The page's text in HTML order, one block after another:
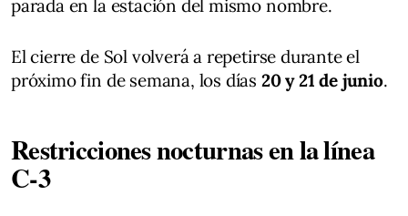
parada en la estación del mismo nombre.
El cierre de Sol volverá a repetirse durante el
próximo fin de semana, los días 20 y 21 de junio.
Restricciones nocturnas en la línea
C-3